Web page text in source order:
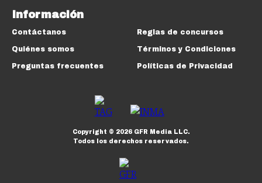
Información
Contáctanos
Quiénes somos
Preguntas frecuentes
Reglas de concursos
Términos y Condiciones
Políticas de Privacidad
Copyright © 2026GFR Media LLC.
Todos los derechos reservados.